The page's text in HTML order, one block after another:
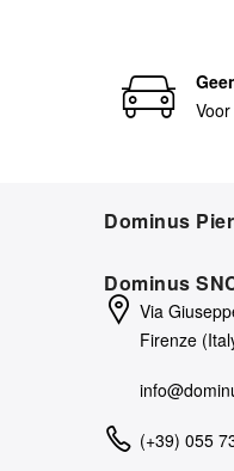
Dominus
Dominus
Via
Firenze
(+39) 055